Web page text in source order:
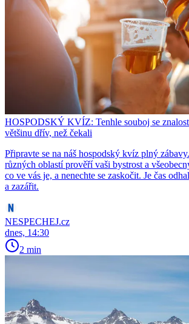
HOSPODSKÝ KVÍZ: Tenhle souboj se
většinu dřív, než čekali
Připravte se na náš hospodský kvíz plný
různých oblastí prověří vaši bystrost a
co ve vás je, a nenechte se zaskočit. Je čas
a zazářit.
NESPECHEJ.cz
dnes, 14:30
2 min